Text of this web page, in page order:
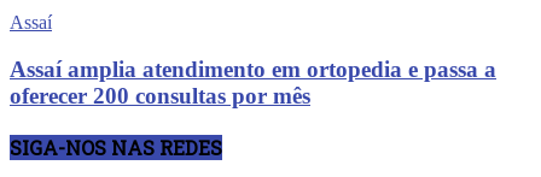
Assaí
Assaí amplia atendimento em ortopedia e passa a
oferecer 200 consultas por mês
SIGA-NOS NAS REDES